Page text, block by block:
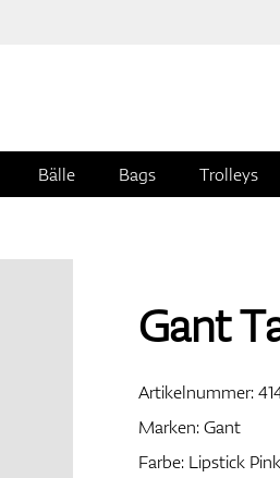
Bälle Bags Trolleys
Gant
Artikelnummer:
Marken:Gant
Farbe: Lipstick Pink